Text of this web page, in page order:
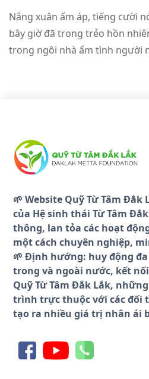
Nắng xuân ấm áp, tiếng cười
bây giờ đã trong trẻo hồn
trong ngôi nhà ấm tình người
🌱 Website Quỹ Từ Tâm
của Hệ sinh thái Từ Tâm
thông, lan tỏa các hoạt
một cách chuyên nghiệp,
🌱 Định hướng: huy động
trong và ngoài nước, kết
Quỹ Từ Tâm Đắk Lắk,
trình trực thuộc với các đối
tạo ra nhiều giá trị nhân ái